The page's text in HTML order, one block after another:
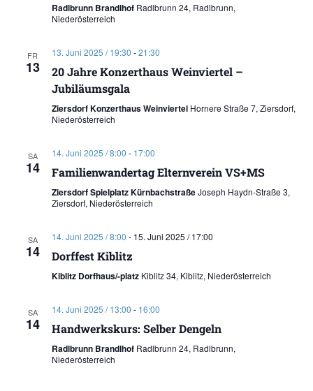
Radlbrunn Brandlhof Radlbrunn 24, Radlbrunn,
Niederösterreich
FR
13
13. Juni 2025 / 19:30 -21:30
20 Jahre Konzerthaus Weinviertel –
Jubiläumsgala
Ziersdorf Konzerthaus Weinviertel Hornere Straße 7, Ziersdorf,
Niederösterreich
SA
14
14. Juni 2025 / 8:00 - 17:00
Familienwandertag Elternverein VS+MS
Ziersdorf Spielplatz KürnbachstraßeJoseph Haydn-Straße 3,
Ziersdorf, Niederösterreich
SA
14
14. Juni 2025 / 8:00 - 15. Juni 2025 / 17:00
Dorffest Kiblitz
Kiblitz Dorfhaus/-platz Kiblitz 34, Kiblitz, Niederösterreich
SA
14
14. Juni 2025 / 13:00 - 16:00
Handwerkskurs: Selber Dengeln
Radlbrunn Brandlhof Radlbrunn 24, Radlbrunn,
Niederösterreich